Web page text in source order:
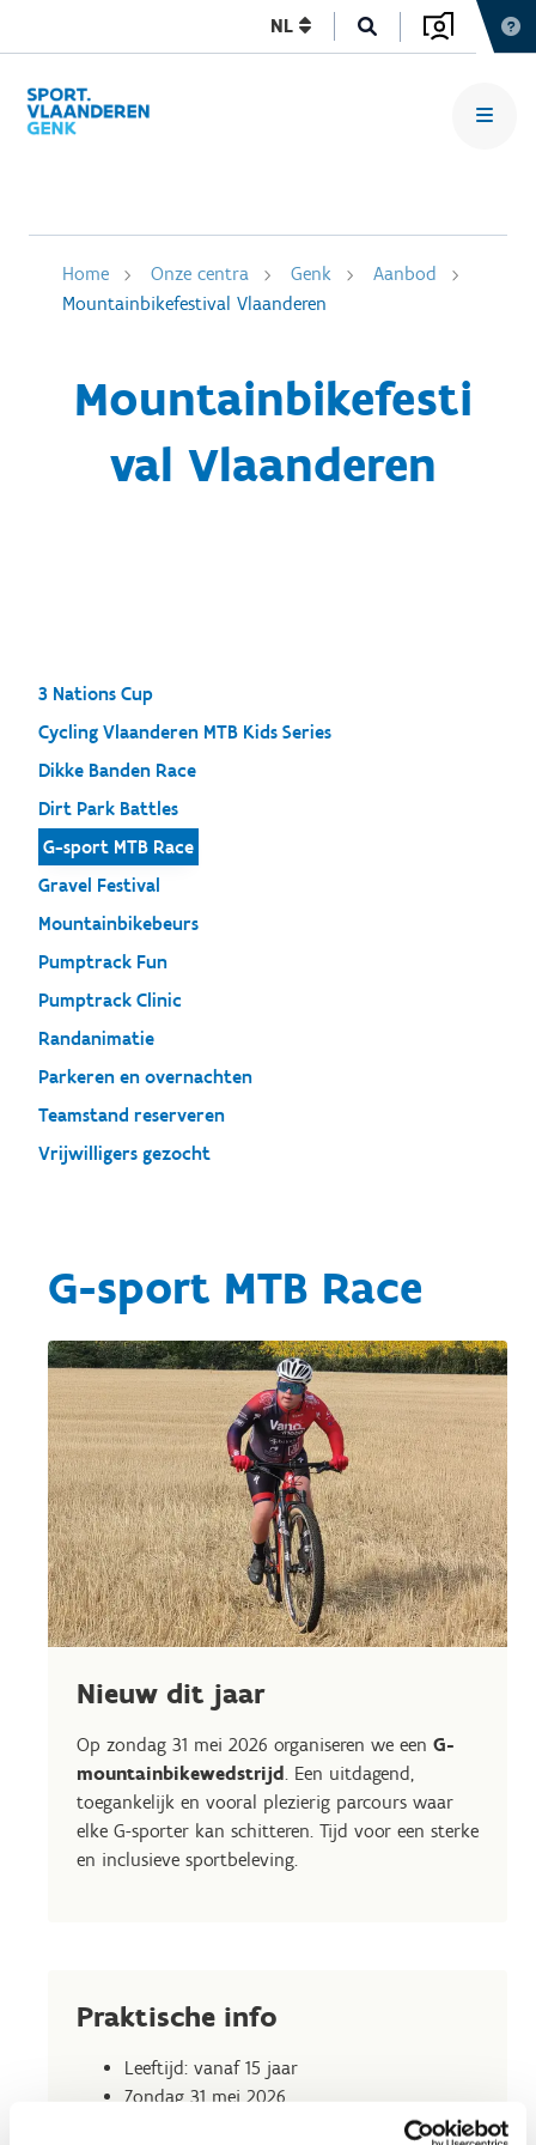
NL
Home Onze centra Genk
Aanbod
Mountainbikefestival Vlaanderen
Mountainbikefesti
val Vlaanderen
3 Nations Cup
Cycling Vlaanderen MTB Kids Series
Dikke Banden Race
Dirt Park Battles
G-sport MTB Race
Gravel Festival
Mountainbikebeurs
Pumptrack Fun
Pumptrack Clinic
Randanimatie
Parkeren en overnachten
Teamstand reserveren
Vrijwilligers gezocht
G-sport MTB Race
Nieuw dit jaar
Op zondag 31 mei 2026 organiseren we een G-
mountainbikewedstrijd. Een uitdagend,
toegankelijk en vooral plezierig parcours waar
elke G-sporter kan schitteren. Tijd voor een sterke
en inclusieve sportbeleving.
Praktische info
Leeftijd: vanaf 15 jaar
Zondag 31 mei 2026